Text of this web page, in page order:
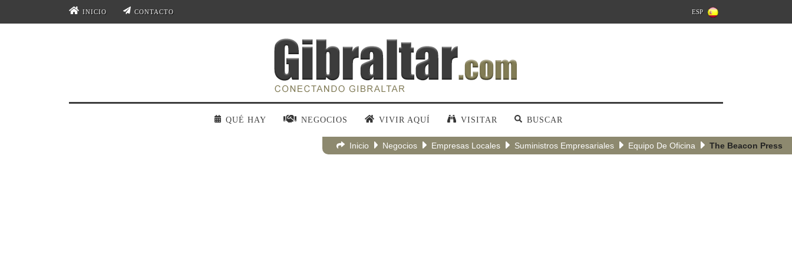
INICIO CONTACTO ESP
QUÉ HAY NEGOCIOS VIVIR AQUÍ VISITAR BUSCAR
Inicio Negocios Empresas Locales Suministros Empresariales Equipo De Oficina The Beacon Press